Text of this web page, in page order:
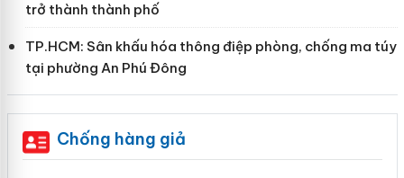
trở thành thành phố
TP.HCM: Sân khấu hóa thông điệp phòng, chống ma túy
tại phường An Phú Đông
Chống hàng giả